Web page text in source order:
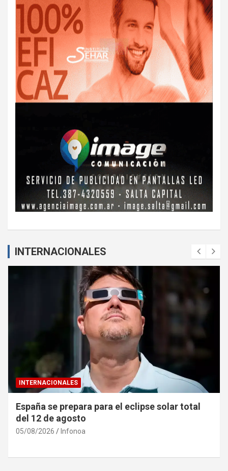
INTERNACIONALES
INTERNACIONALES
España se prepara para el eclipse solar total
del 12 de agosto
05/08/2026 Infonoa